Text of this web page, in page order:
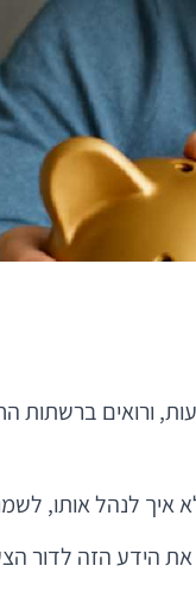
על השקעות, ורואים
אותו, לשמור
2026, יותר ויותר ברור שהדרך